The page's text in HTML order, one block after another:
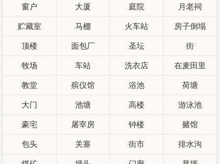
窗户 大厦 庭院 月老祠
贮藏室 马棚 火车站 房子倒塌
顶楼 面包厂 圣坛 街
牧场 车站 洗衣店 在麦田里
教堂 殡仪馆 浴池 荷塘
大门 池塘 高楼 游泳池
豪宅 屠宰房 钟楼 赌馆
包头 关塞 街市 排水沟